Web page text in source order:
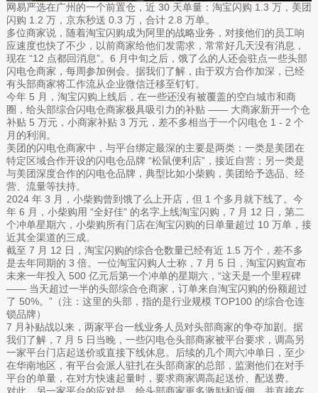
网易严选在广州的一个前置仓，近 30 天单量：淘宝闪购 1.3 万，美团
闪购 1.2 万，京东秒送 0.3 万，合计 2.8 万单。
多位商家说，随着淘宝闪购成为阿里的战略业务，对接他们的员工响
应速度也快了不少，以前商家给他们发需求，常常好几天没有消息，
现在 “12 点都回消息”。6 月中旬之后，饿了么的人还会驻点一些头部
闪电仓商家，每周参加例会。据我们了解，由于双方合作加深，已经
有头部商家将工作流从企业微信迁移至钉钉。
今年 5 月，淘宝闪购上线后，在一些还没有被覆盖的空白城市和商
圈，给头部综合闪电仓商家极具吸引力的补贴 —— 大商家新开一个仓
补贴 5 万元，小商家补贴 3 万元，差不多相当于一个闪电仓 1 - 2 个
月的利润。
美团的闪电仓商家中，与平台绑定最深的主要是两类：一类是美团在
特定区域合作开设的闪电仓品牌 “松鼠便利店”，接近自营；另一类是
与美团深度合作的闪电仓品牌，典型比如小柴购，美团给予选品、经
营、流量等扶持。
2024 年 3 月，小柴购曾到饿了么上开店，但 1 个多月就下线了。今
年 6 月，小柴购用 “全好佳” 的名字上线淘宝闪购，7 月 12 日，第二
个冲单星期六，小柴购所有门店在淘宝闪购的日单量超过 10 万单，接
近其全渠道的三成。
截至 7 月 12 日，淘宝闪购的综合仓数量已经有近 1.5 万个，差不多
是去年同期的 3 倍。一位淘宝闪购人士称，7 月 5 日，淘宝闪购宣布
未来一年投入 500 亿元后第一个冲单的星期六，“这天是一个里程碑
—— 当天超过一半的头部综合仓商家，订单来自淘宝闪购的份额超过
了 50%。”（注：这里的头部，指的是行业规模 TOP100 的综合仓连
锁品牌）
7 月补贴战以来，两家平台一线业务人员对头部商家的争夺加剧。据
我们了解，7 月 5 日当晚，一些闪电仓头部商家被平台要求，调高另
一家平台门店起送价或直接下线休息。后续的几个周六冲单日，至少
在华南地区，有平台会派人驻扎在头部商家的总部，监测他们在对手
平台的单量，在对方快速起量时，要求商家调高起送价、配送费。
对此，另一家平台的应对是，给头部商家更多激励和返佣，并直接在